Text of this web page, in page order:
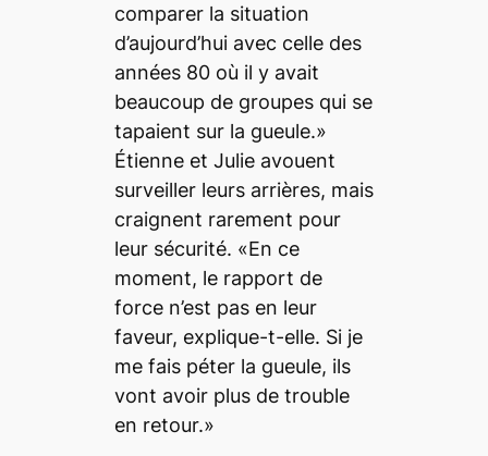
comparer la situation
d’aujourd’hui avec celle des
années 80 où il y avait
beaucoup de groupes qui se
tapaient sur la gueule.»
Étienne et Julie avouent
surveiller leurs arrières, mais
craignent rarement pour
leur sécurité. «En ce
moment, le rapport de
force n’est pas en leur
faveur, explique-t-elle. Si je
me fais péter la gueule, ils
vont avoir plus de trouble
en retour.»